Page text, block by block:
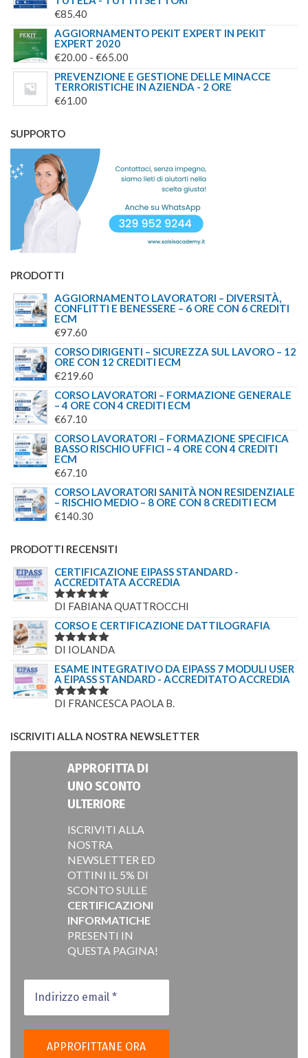
€85.40
AGGIORNAMENTO PEKIT EXPERT IN PEKIT
EXPERT 2020
€20.00 - €65.00
DI
PREZZO:
PREVENZIONE E GESTIONE DELLE MINACCE
TERRORISTICHE IN AZIENDA - 2 ORE
€61.00
SUPPORTO
PRODOTTI
AGGIORNAMENTO LAVORATORI – DIVERSITÀ,
CONFLITTI E BENESSERE – 6 ORE CON 6 CREDITI
ECM
€97.60
CORSO DIRIGENTI – SICUREZZA SUL LAVORO – 12
ORE CON 12 CREDITI ECM
€219.60
CORSO LAVORATORI – FORMAZIONE GENERALE
– 4 ORE CON 4 CREDITI ECM
€67.10
CORSO LAVORATORI – FORMAZIONE SPECIFICA
BASSO RISCHIO UFFICI – 4 ORE CON 4 CREDITI
ECM
€67.10
CORSO LAVORATORI SANITÀ NON RESIDENZIALE
– RISCHIO MEDIO – 8 ORE CON 8 CREDITI ECM
€140.30
PRODOTTI RECENSITI
CERTIFICAZIONE EIPASS STANDARD -
ACCREDITATA ACCREDIA
VALUTATO
DI FABIANA QUATTROCCHI
CORSO E CERTIFICAZIONE DATTILOGRAFIA
VALUTATO
DI IOLANDA
ESAME INTEGRATIVO DA EIPASS 7 MODULI USER
A EIPASS STANDARD - ACCREDITATO ACCREDIA
VALUTATO
DI FRANCESCA PAOLA B.
ISCRIVITI ALLA NOSTRA NEWSLETTER
APPROFITTA DI
UNO SCONTO
ULTERIORE
ISCRIVITI ALLA
NOSTRA
NEWSLETTER ED
OTTINI IL 5% DI
SCONTO SULLE
CERTIFICAZIONI
INFORMATICHE
PRESENTI IN
QUESTA PAGINA!